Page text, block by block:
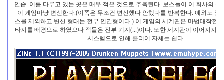
안습. 이를 다루고 있는 곳은 매우 적은 것으로 추측된다. 보스들이 이 회사의 슈
이 게임마냥 변신한다.(이쪽은 무조건 변신했다 안했다를 반복한다. 예외도 있
스를 제외하고 변신 형태는 전부 인간형이다.) 이 게임의 세계관은 마법대작전
타지를 배경으로 하였으나 적들은 전부 기계(...)이다. 또한 세계관이 이어지지
시스템으로 인해 클리어 자체는 쉽다.